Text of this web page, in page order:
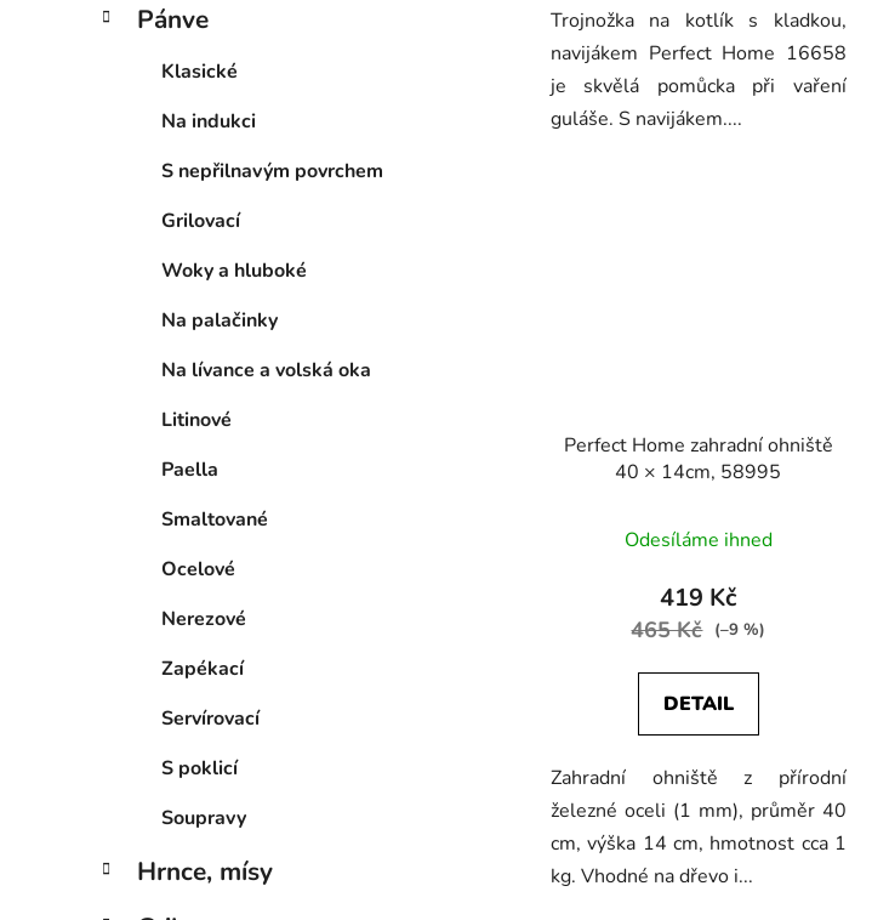
Pánve
Klasické
Na indukci
S nepřilnavým povrchem
Grilovací
Woky a hluboké
Na palačinky
Na lívance a volská oka
Litinové
Paella
Smaltované
Ocelové
Nerezové
Zapékací
Servírovací
S poklicí
Soupravy
Hrnce, mísy
Trojnožka na kotlík s kladkou,
navijákem Perfect Home 16658
je skvělá pomůcka při vaření
guláše. S navijákem....
Perfect Home zahradní ohniště
40 × 14cm, 58995
Odesíláme ihned
419 Kč
465 Kč (–9 %)
DETAIL
Zahradní ohniště z přírodní
železné oceli (1 mm), průměr 40
cm, výška 14 cm, hmotnost cca 1
kg. Vhodné na dřevo i...